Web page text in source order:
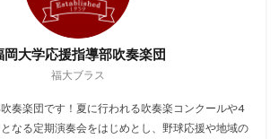
岡大学応援指導部吹奏楽団
福大ブラス
奏楽団です！夏に行われる吹奏楽コンクールや4
なる定期演奏会をはじめとし、野球応援や地域の